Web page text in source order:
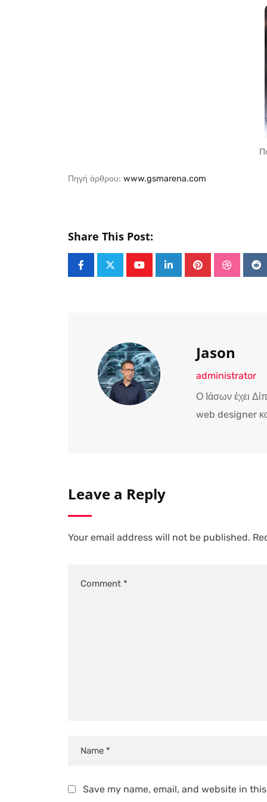
Πηγή άρθρου: www.gsmarena.com
Share This Post:
LinkedInPinterest
Jason
administrator
Ο Ιάσων έχει
web designer
Leave a Reply
Your email address will not be published.
Save my name, email, and website in